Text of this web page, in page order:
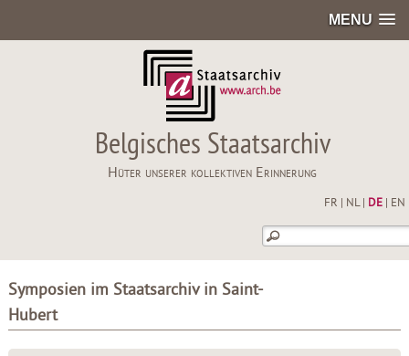
MENU
Belgisches Staatsarchiv
Hüter unserer kollektiven Erinnerung
FR NL| DE| EN
Symposien im Staatsarchiv in Saint-
Hubert